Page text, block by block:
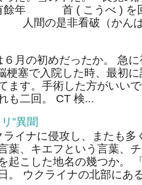
年 首 ( こうべ ) を回
間の是非看破（かん
６月の初めだったか。 急
梗塞で入院した時、最初
てます。手術した方がい
も二回。 CT 検...
”異聞
ライナに侵攻し、またも
葉、キエフという言葉、
起こした地名の幾つか。
。 ウクライナの北部にあ